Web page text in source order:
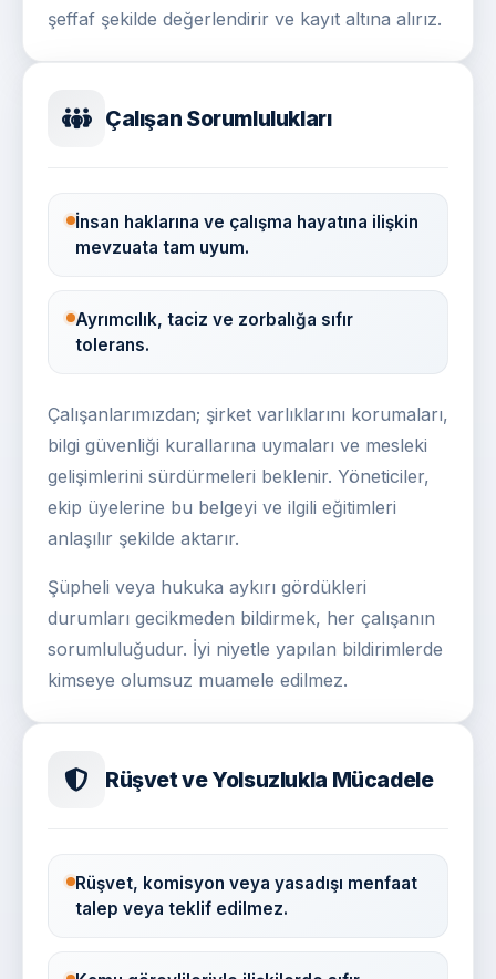
şeffaf şekilde değerlendirir ve kayıt altına alırız.
Çalışan Sorumlulukları
İnsan haklarına ve çalışma hayatına ilişkin
mevzuata tam uyum.
Ayrımcılık, taciz ve zorbalığa sıfır
tolerans.
Çalışanlarımızdan; şirket varlıklarını korumaları,
bilgi güvenliği kurallarına uymaları ve mesleki
gelişimlerini sürdürmeleri beklenir. Yöneticiler,
ekip üyelerine bu belgeyi ve ilgili eğitimleri
anlaşılır şekilde aktarır.
Şüpheli veya hukuka aykırı gördükleri
durumları gecikmeden bildirmek, her çalışanın
sorumluluğudur. İyi niyetle yapılan bildirimlerde
kimseye olumsuz muamele edilmez.
Rüşvet ve Yolsuzlukla Mücadele
Rüşvet, komisyon veya yasadışı menfaat
talep veya teklif edilmez.